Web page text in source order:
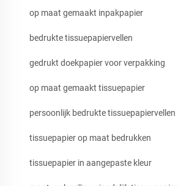
op maat gemaakt inpakpapier
bedrukte tissuepapiervellen
gedrukt doekpapier voor verpakking
op maat gemaakt tissuepapier
persoonlijk bedrukte tissuepapiervellen
tissuepapier op maat bedrukken
tissuepapier in aangepaste kleur